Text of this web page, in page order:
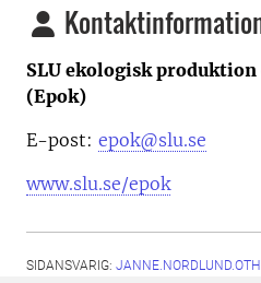
SLU ekologisk
(Epok)
E-post: epok@slu.se
www.slu.se/epok
SIDANSVARIG: